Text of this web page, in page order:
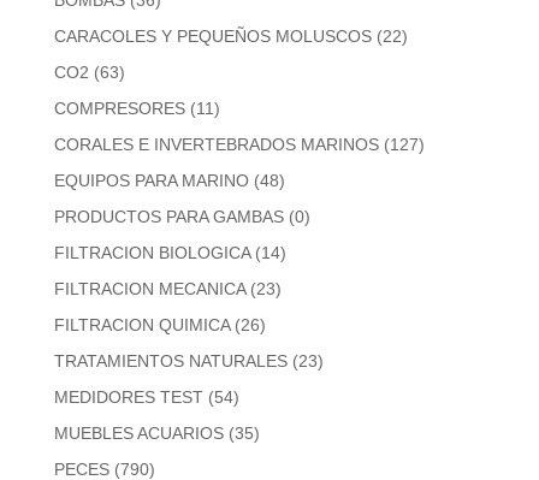
CARACOLES Y PEQUEÑOS MOLUSCOS (22)
CO2 (63)
COMPRESORES (11)
CORALES E INVERTEBRADOS MARINOS (127)
EQUIPOS PARA MARINO (48)
PRODUCTOS PARA GAMBAS (0)
FILTRACION BIOLOGICA (14)
FILTRACION MECANICA (23)
FILTRACION QUIMICA (26)
TRATAMIENTOS NATURALES (23)
MEDIDORES TEST (54)
MUEBLES ACUARIOS (35)
PECES (790)